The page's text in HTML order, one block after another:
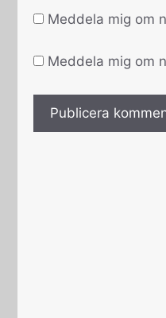
Meddela mig om
Meddela mig om